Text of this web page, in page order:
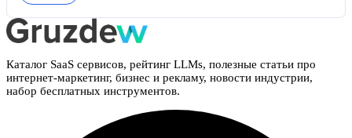
Каталог SaaS сервисов, рейтинг LLMs, полезные статьи про
интернет-маркетинг, бизнес и рекламу, новости индустрии,
набор бесплатных инструментов.